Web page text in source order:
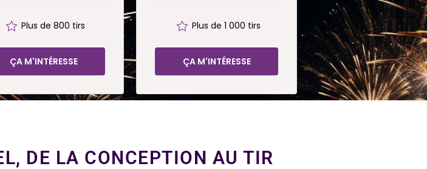
Plus de 800 tirs
ÇA M'INTÉRESSE
Plus de 1 000 tirs
ÇA M'INTÉRESSE
DE LA CONCEPTION AU TIR